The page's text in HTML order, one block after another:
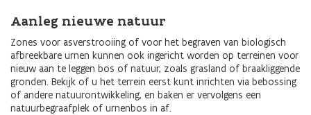
Aanleg nieuwe natuur
Zones voor asverstrooiing of voor het begraven van biologisch
afbreekbare urnen kunnen ook ingericht worden op terreinen voor
nieuw aan te leggen bos of natuur, zoals grasland of braakliggende
gronden. Bekijk of u het terrein eerst kunt inrichten via bebossing
of andere natuurontwikkeling, en baken er vervolgens een
natuurbegraafplek of urnenbos in af.